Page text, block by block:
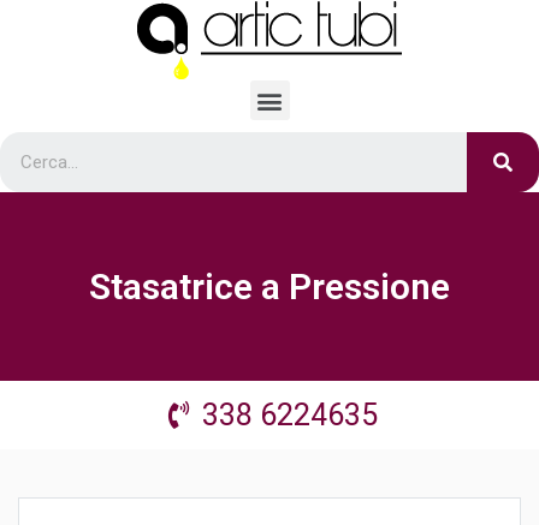
Stasatrice a Pressione
338 6224635